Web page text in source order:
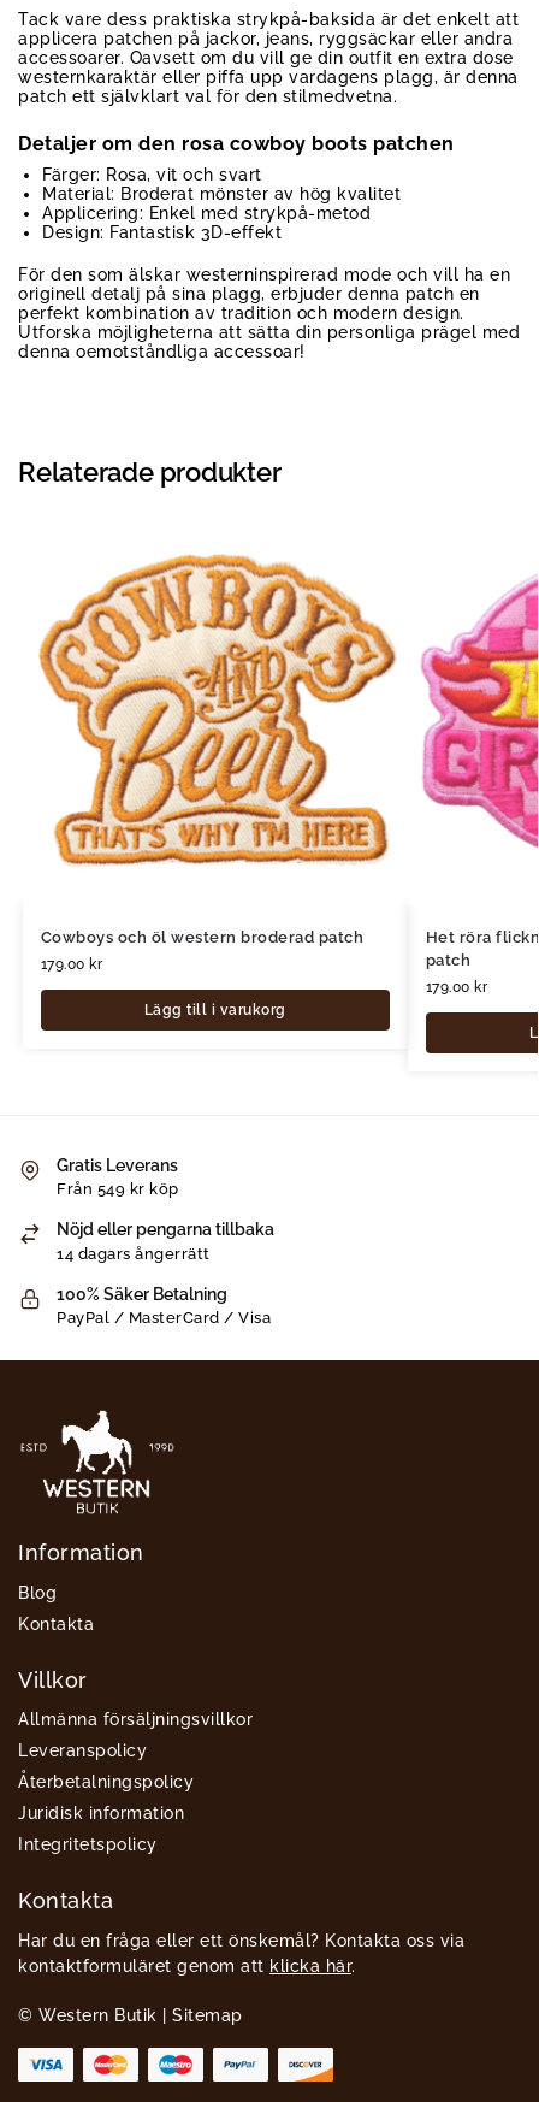
Tack vare dess praktiska strykpå-baksida är det enkelt att
applicera patchen på jackor, jeans, ryggsäckar eller andra
accessoarer. Oavsett om du vill ge din outfit en extra dose
westernkaraktär eller piffa upp vardagens plagg, är denna
patch ett självklart val för den stilmedvetna.
Detaljer om den rosa cowboy boots patchen
Färger: Rosa, vit och svart
Material: Broderat mönster av hög kvalitet
Applicering: Enkel med strykpå-metod
Design: Fantastisk 3D-effekt
För den som älskar westerninspirerad mode och vill ha en
originell detalj på sina plagg, erbjuder denna patch en
perfekt kombination av tradition och modern design.
Utforska möjligheterna att sätta din personliga prägel med
denna oemotståndliga accessoar!
Relaterade produkter
Cowboys och öl western broderad patch
179.00 kr
Lägg till i varukorg
Het röra
patch
179.00 kr
Gratis Leverans
Från 549 kr köp
Nöjd eller pengarna tillbaka
14 dagars ångerrätt
100% Säker Betalning
PayPal / MasterCard / Visa
Information
Blog
Kontakta
Villkor
Allmänna försäljningsvillkor
Leveranspolicy
Återbetalningspolicy
Juridisk information
Integritetspolicy
Kontakta
Har du en fråga eller ett önskemål? Kontakta oss via
kontaktformuläret genom att klicka här.
© Western Butik | Sitemap